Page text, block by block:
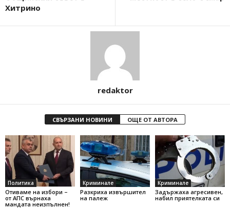
Хитрино
redaktor
СВЪРЗАНИ НОВИНИ ОЩЕ ОТ АВТОРА
Политика
Отиваме на избори –
от АПС върнаха
мандата неизпълнен!
Криминале
Разкриха извършител
на палеж
Криминале
Задържаха агресивен,
набил приятелката си